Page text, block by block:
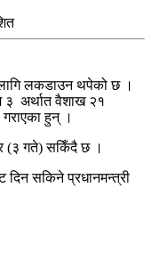
लागि लकडाउन थपेको छ ।
मे ३ अर्थात वैशाख २१
हुन् ।
(३ गते) सकिँदै छ ।
सकिने प्रधानमन्त्री